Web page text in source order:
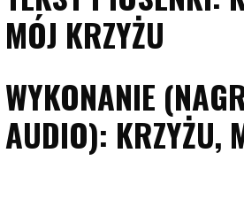
MÓJ KRZYŻU
WYKONANIE
AUDIO): KRZYŻU,